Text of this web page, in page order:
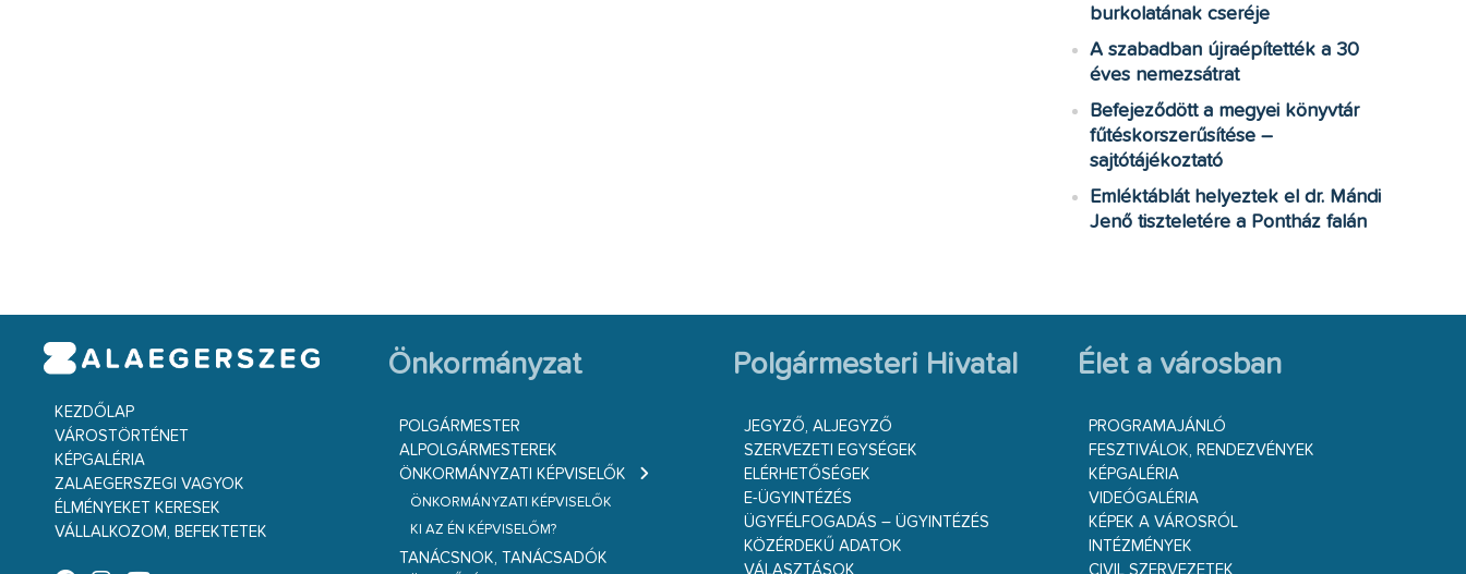
burkolatának cseréje
A szabadban újraépítették a 30
éves nemezsátrat
Befejeződött a megyei könyvtár
fűtéskorszerűsítése –
sajtótájékoztató
Emléktáblát helyeztek el dr. Mándi
Jenő tiszteletére a Pontház falán
KEZDŐLAP
VÁROSTÖRTÉNET
KÉPGALÉRIA
ZALAEGERSZEGI VAGYOK
ÉLMÉNYEKET KERESEK
VÁLLALKOZOM, BEFEKTETEK
Önkormányzat
POLGÁRMESTER
ALPOLGÁRMESTEREK
ÖNKORMÁNYZATI KÉPVISELŐK
ÖNKORMÁNYZATI KÉPVISELŐK
KI AZ ÉN KÉPVISELŐM?
TANÁCSNOK, TANÁCSADÓK
Polgármesteri Hivatal
JEGYZŐ, ALJEGYZŐ
SZERVEZETI EGYSÉGEK
ELÉRHETŐSÉGEK
E-ÜGYINTÉZÉS
ÜGYFÉLFOGADÁS – ÜGYINTÉZÉS
KÖZÉRDEKŰ ADATOK
VÁLASZTÁSOK
Élet a városban
PROGRAMAJÁNLÓ
FESZTIVÁLOK, RENDEZVÉNYEK
KÉPGALÉRIA
VIDEÓGALÉRIA
KÉPEK A VÁROSRÓL
INTÉZMÉNYEK
CIVIL SZERVEZETEK